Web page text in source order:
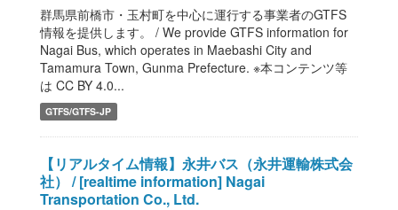
群馬県前橋市・玉村町を中心に運行する事業者のGTFS
情報を提供します。 / We provide GTFS information for
Nagai Bus, which operates in Maebashi City and
Tamamura Town, Gunma Prefecture. ※本コンテンツ等
は CC BY 4.0...
GTFS/GTFS-JP
【リアルタイム情報】永井バス（永井運輸株式会
社） / [realtime information] Nagai
Transportation Co., Ltd.